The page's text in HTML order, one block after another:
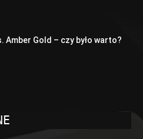
Amber Gold – czy było warto?